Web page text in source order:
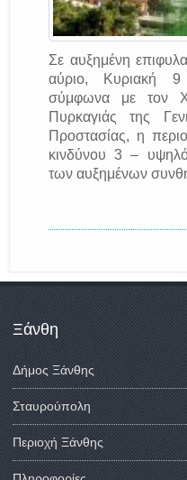
Σε αυξημένη
αύριο, Κυριακή
σύμφωνα με τον
Πυρκαγιάς της
Προστασίας, η
κινδύνου 3 –
των αυξημένων
Ξάνθη
Δήμος Ξάνθης
Σταυρούπολη
Περιοχή Ξάνθης